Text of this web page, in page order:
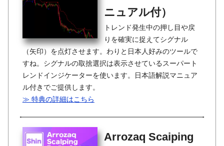
ニュアル付）
トレンド発生中の押し目や戻
りを確実に捉えてシグナル
（矢印）を点灯させます。わりと日本人好みのツールで
すね。シグナルの取捨選択は表示させているスーパート
レンドインジケーターを使います。日本語解説マニュア
ル付きでご提供します。
≫ 特典の詳細はこちら
Arrozaq Scaiping